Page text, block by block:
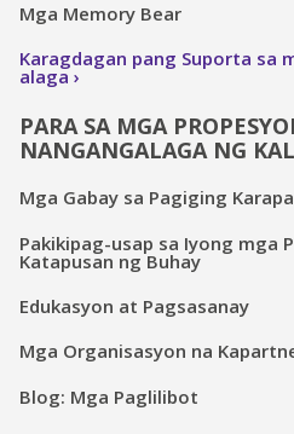
Mga Memory Bear
Karagdagan pang Suporta sa
alaga
PARA SA MGA
NANGANGALAGA NG
Mga Gabay sa Pagiging
Pakikipag-usap sa Iyong mga
Katapusan ng Buhay
Edukasyon at Pagsasanay
Mga Organisasyon na
Blog: Mga Paglilibot